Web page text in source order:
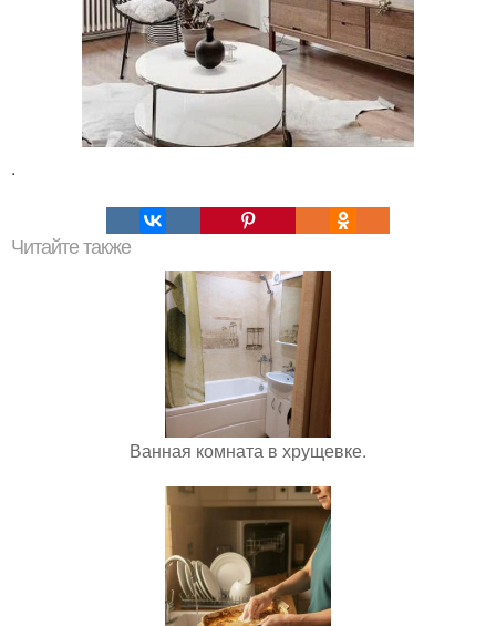
.
Читайте также
Ванная комната в хрущевке.